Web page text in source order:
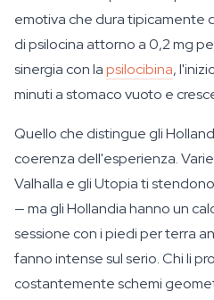
emotiva che dura tipicamente
di psilocina attorno a 0,2 mg
sinergia con lapsilocibina,
minuti a stomaco vuoto e
Quello che distingue gli
coerenza dell'esperienza.
Valhalla e gli Utopia ti
— ma gli Hollandia hanno un
sessione con i piedi per terra
fanno intense sul serio. Chi li
costantemente schemi